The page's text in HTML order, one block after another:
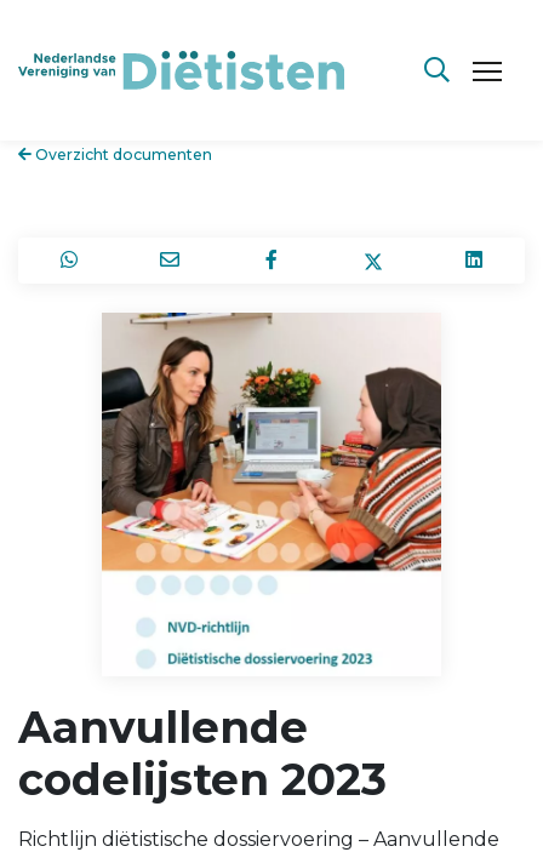
Overzicht documenten
Aanvullende
codelijsten 2023
Richtlijn diëtistische dossiervoering – Aanvullende